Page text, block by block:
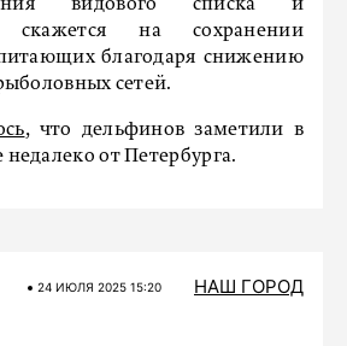
видового списка и
скажется на сохранении
благодаря снижению
сетей.
, что дельфинов заметили в
от Петербурга.
24 ИЮЛЯ 2025 15:20 НАШ ГОРОД